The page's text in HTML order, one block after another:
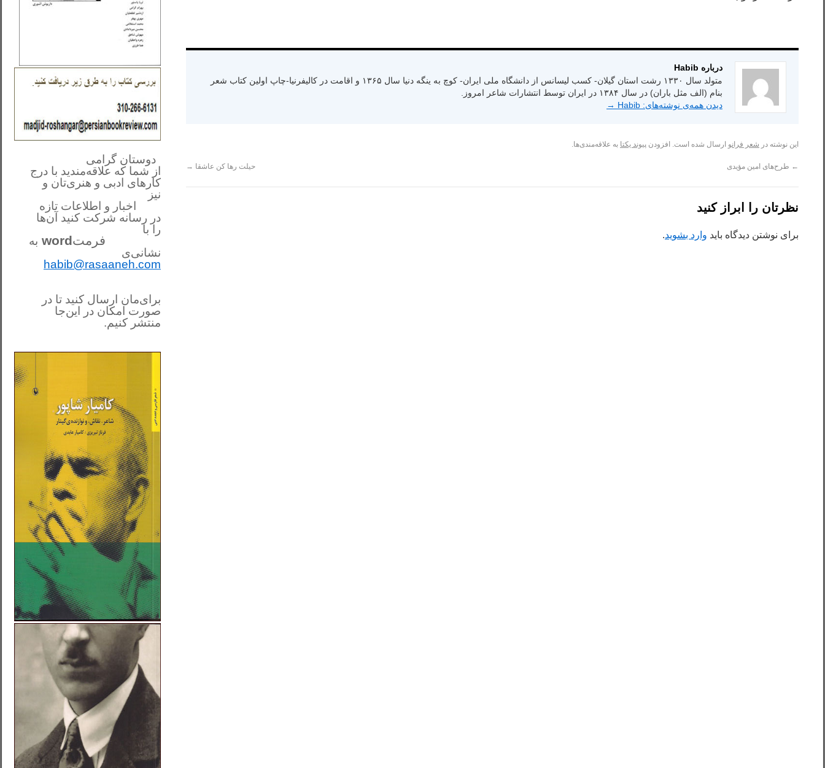
درباره Habib
متولد سال ۱۳۳۰ رشت استان گیلان- کسب لیسانس از دانشگاه ملی ایران- کوچ به ینگه دنیا سال ۱۳۶۵ و اقامت در کالیفرنیا-چاپ اولین کتاب شعر
بنام (الف مثل باران) در سال ۱۳۸۴ در ایران توسط انتشارات شاعر امروز.
دیدن همه‌ی نوشته‌های: Habib
→
این نوشته در شعر فرانو ارسال شده است. افزودن پیوند یکتا به علاقه‌مندی‌ها.
← طرح‌های امین‌ مؤیدی حیلت رها کن عاشقا →
نظرتان را ابراز کنید
برای نوشتن دیدگاه باید وارد بشوید.
دوستان گرامی
از شما که علاقه‌مندید با درج
کارهای‌ ادبی و هنری‌تان و
نیز
اخبار و اطلاعات تازه
در رسانه شرکت کنید آن‌ها
را با
فرمتword به
نشانی‌ی
habib@rasaaneh.com
برای‌مان ارسال کنید تا در
صورت امکان در این‌جا
منتشر کنیم.